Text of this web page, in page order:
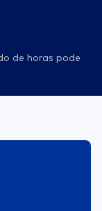
de horas pode